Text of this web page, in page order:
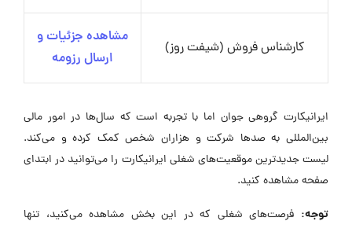
کارشناس فروش (شیفت روز)
مشاهده جزئیات و
ارسال رزومه
ایرانیکارت گروهی جوان اما با تجربه است که سال‌ها در امور مالی
بین‌المللی به صدها شرکت و هزاران شخص کمک کرده و می‌کند.
لیست جدیدترین موقعیت‌های شغلی ایرانیکارت را می‌توانید در ابتدای
صفحه مشاهده کنید.
توجه: فرصت‌های شغلی که در این بخش مشاهده می‌کنید، تنها